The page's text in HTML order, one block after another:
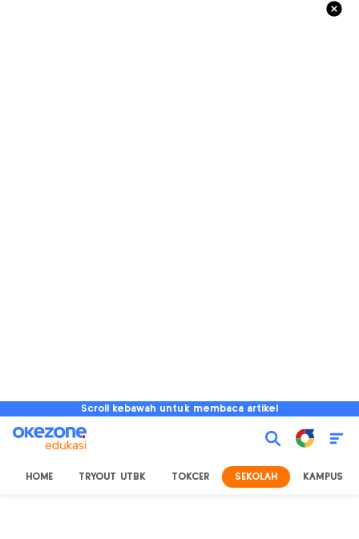
Scroll kebawah untuk membaca artikel
HOME TRYOUT UTBK TOKCER SEKOLAH KAMPUS